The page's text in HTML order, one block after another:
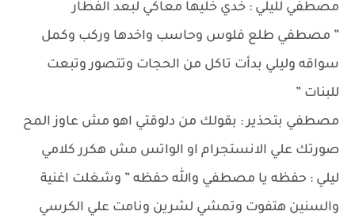
مصطفي لليلي : خدي خليها معاكي لبعد الفطار
” مصطفي طلع فلوس وحاسب واخدها وركب وكمل
سواقه وليلي بدأت تاكل من الحجات وتتصور وتبعت
للبنات ”
مصطفي بتحذير : بقولك من دلوقتي اهو مش عاوز المح
صورتك علي الانستجرام او الواتس مش هكرر كلامي
ليلي : حفظه يا مصطفي والله حفظه ” وشغلت اغنية
والسنين هتفوت وتمشي لشرين ونامت علي الكرسي